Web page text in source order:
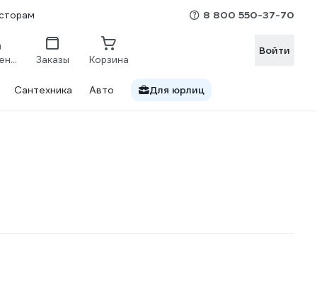
8 800 550-37-70
Сравнение Заказы Корзина
Войти
Сантехника Авто Для юрлиц